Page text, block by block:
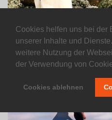
Cookies helfen uns bei der
unserer Inhalte und
weitere Nutzung der
der Verwendung von
Cookies ablehnen